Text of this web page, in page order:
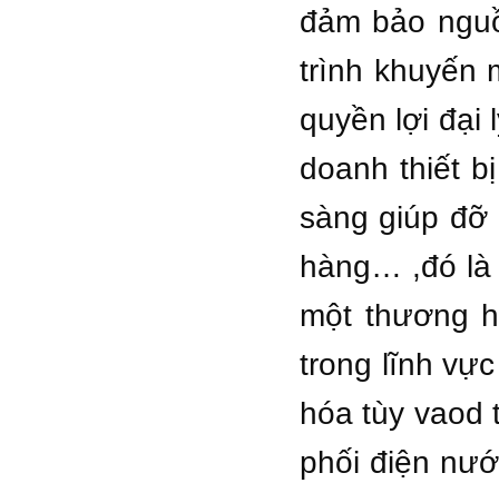
đảm bảo
trình khuyến
quyền lợi đại
doanh thiết
sàng giúp
hàng… ,đó là
một thương
trong lĩnh
hóa tùy vaod
phối điện